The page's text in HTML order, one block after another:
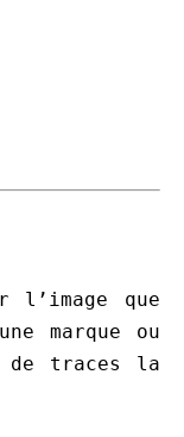
l’image que
marque ou
de traces la